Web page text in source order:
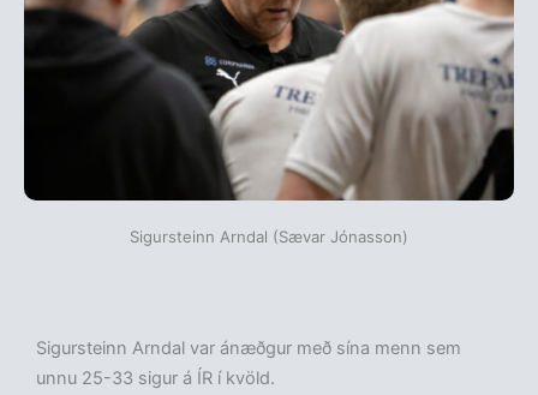
Sigursteinn Arndal (Sævar Jónasson)
Sigursteinn Arndal var ánæðgur með sína menn sem
unnu 25-33 sigur á ÍR í kvöld.